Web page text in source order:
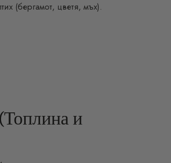
(бергамот, цветя, мъх).
и